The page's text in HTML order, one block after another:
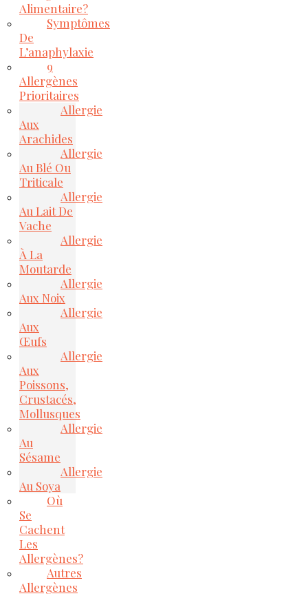
Alimentaire?
Symptômes
De
L’anaphylaxie
9
Allergènes
Prioritaires
Allergie
Aux
Arachides
Allergie
Au Blé Ou
Triticale
Allergie
Au Lait De
Vache
Allergie
À La
Moutarde
Allergie
Aux Noix
Allergie
Aux
Œufs
Allergie
Aux
Poissons,
Crustacés,
Mollusques
Allergie
Au
Sésame
Allergie
Au Soya
Où
Se
Cachent
Les
Allergènes?
Autres
Allergènes